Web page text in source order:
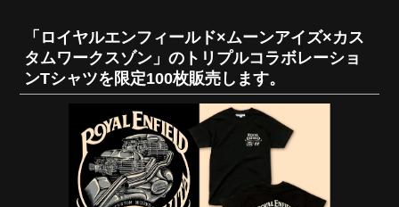
「ロイヤルエンフィールド×ムーンアイズ×カス
タムワークスゾン」のトリプルコラボレーショ
ンTシャツを限定100枚販売します。